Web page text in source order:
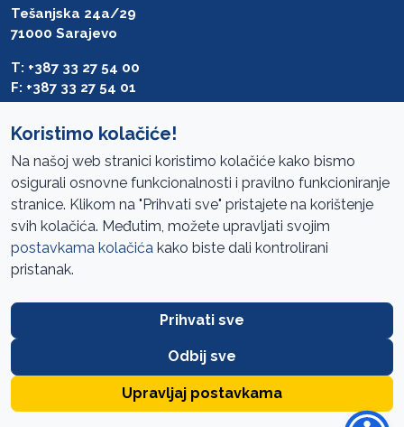
Tešanjska 24a/29
71000 Sarajevo
T: +387 33 27 54 00
F: +387 33 27 54 01
Pristup informacijama
Mapa sajta
Oglasi
FAQ
Koristimo kolačiće!
Na našoj web stranici koristimo kolačiće kako bismo
osigurali osnovne funkcionalnosti i pravilno funkcioniranje
stranice. Klikom na "Prihvati sve" pristajete na korištenje
svih kolačića. Međutim, možete upravljati svojim
postavkama kolačića kako biste dali kontrolirani
pristanak.
Prihvati sve
Odbij sve
Upravljaj postavkama